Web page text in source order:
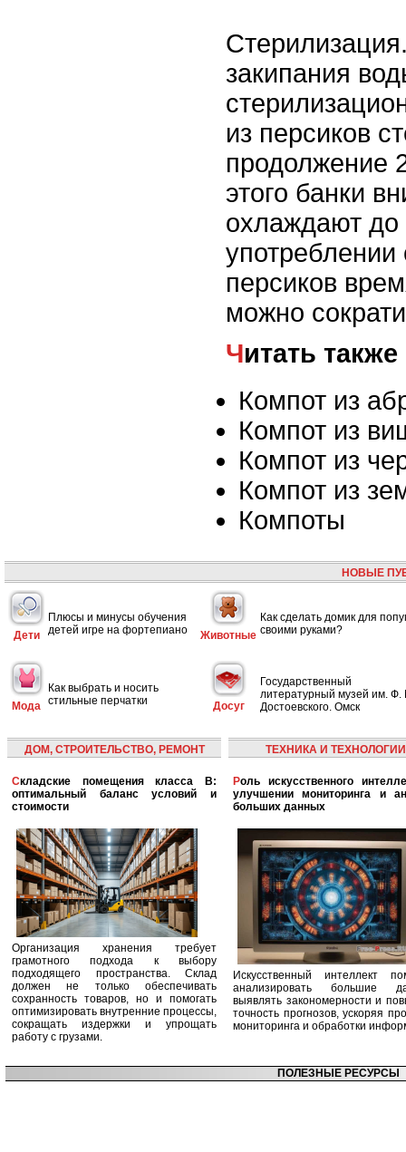
закипания
из персиков
продолжение
этого банки
охлаждают до
употреблении
персиков
можно
Читать также
Компот из
Компот из
Компот из
Компот из
Компоты
НОВЫЕ
Дети
Плюсы и минусы обучения
детей игре на фортепиано
Животные
Как сделать домик для
своими руками?
Мода
Как выбрать и носить
стильные перчатки
Досуг
Государственный
литературный музей им. Ф.
Достоевского. Омск
ДОМ, СТРОИТЕЛЬСТВО, РЕМОНТ
Складские помещения класса B:
оптимальный баланс условий и
стоимости
Организация хранения требует
грамотного подхода к выбору
подходящего пространства. Склад
должен не только обеспечивать
сохранность товаров, но и помогать
оптимизировать внутренние процессы,
сокращать издержки и упрощать
работу с грузами.
ТЕХНИКА И ТЕХНОЛОГИИ
Роль искусственного интеллекта в
улучшении мониторинга и
больших данных
Искусственный интеллект
анализировать большие
выявлять закономерности и
точность прогнозов, ускоряя
мониторинга и обработки
ПОЛЕЗНЫЕ РЕСУРСЫ